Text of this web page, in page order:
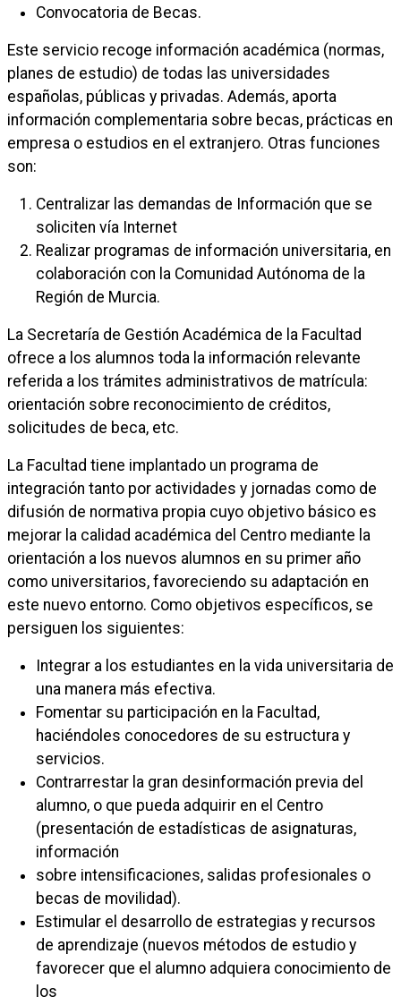
Convocatoria de Becas.
Este servicio recoge información académica (normas,
planes de estudio) de todas las universidades
españolas, públicas y privadas. Además, aporta
información complementaria sobre becas, prácticas en
empresa o estudios en el extranjero. Otras funciones
son:
Centralizar las demandas de Información que se
soliciten vía Internet
Realizar programas de información universitaria, en
colaboración con la Comunidad Autónoma de la
Región de Murcia.
La Secretaría de Gestión Académica de la Facultad
ofrece a los alumnos toda la información relevante
referida a los trámites administrativos de matrícula:
orientación sobre reconocimiento de créditos,
solicitudes de beca, etc.
La Facultad tiene implantado un programa de
integración tanto por actividades y jornadas como de
difusión de normativa propia cuyo objetivo básico es
mejorar la calidad académica del Centro mediante la
orientación a los nuevos alumnos en su primer año
como universitarios, favoreciendo su adaptación en
este nuevo entorno. Como objetivos específicos, se
persiguen los siguientes:
Integrar a los estudiantes en la vida universitaria de
una manera más efectiva.
Fomentar su participación en la Facultad,
haciéndoles conocedores de su estructura y
servicios.
Contrarrestar la gran desinformación previa del
alumno, o que pueda adquirir en el Centro
(presentación de estadísticas de asignaturas,
información
sobre intensificaciones, salidas profesionales o
becas de movilidad).
Estimular el desarrollo de estrategias y recursos
de aprendizaje (nuevos métodos de estudio y
favorecer que el alumno adquiera conocimiento de
los